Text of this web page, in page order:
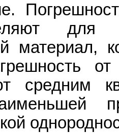
для
материал,
средним